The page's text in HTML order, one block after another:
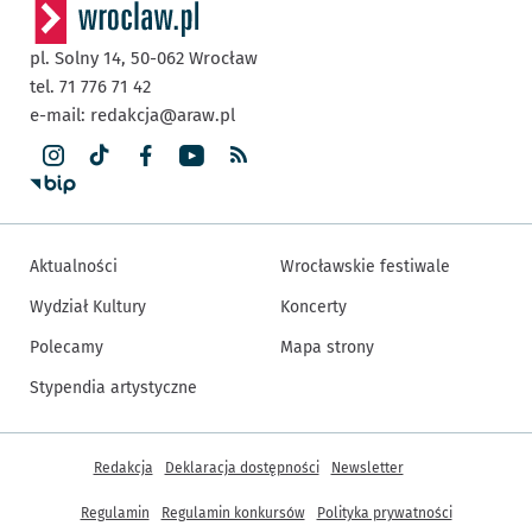
pl. Solny 14, 50-062 Wrocław
tel. 71 776 71 42
e-mail: redakcja@araw.pl
Aktualności
Wydział Kultury
Polecamy
Stypendia artystyczne
Wrocławskie festiwale
Koncerty
Mapa strony
Inne informacje
Redakcja Deklaracja dostępności Newsletter
Regulamin Regulamin konkursów Polityka prywatności